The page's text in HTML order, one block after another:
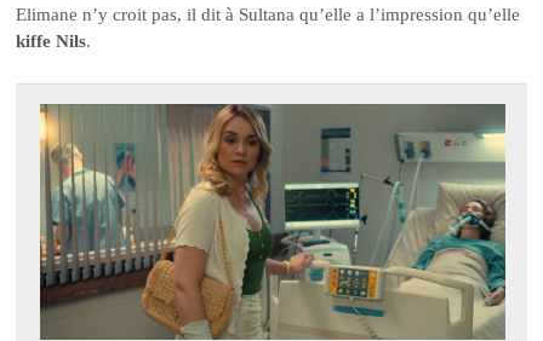
Elimane n’y croit pas, il dit à Sultana qu’elle a l’impression qu’elle
kiffe Nils.